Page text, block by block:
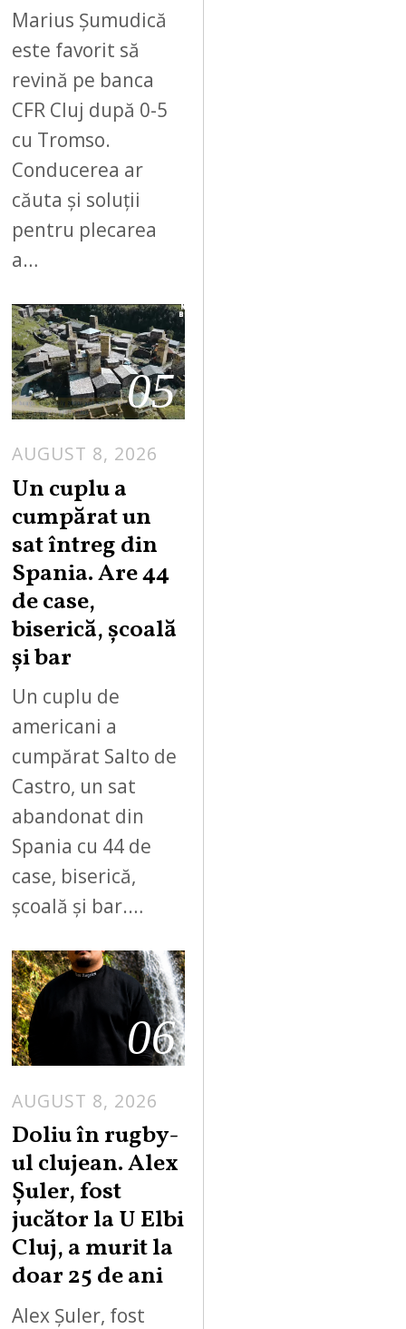
Marius Șumudică
este favorit să
revină pe banca
CFR Cluj după 0-5
cu Tromso.
Conducerea ar
căuta și soluții
pentru plecarea
a…
05
AUGUST 8, 2026
Un cuplu a
cumpărat un
sat întreg din
Spania. Are 44
de case,
biserică, școală
și bar
Un cuplu de
americani a
cumpărat Salto de
Castro, un sat
abandonat din
Spania cu 44 de
case, biserică,
școală și bar.…
06
AUGUST 8, 2026
Doliu în rugby-
ul clujean. Alex
Șuler, fost
jucător la U Elbi
Cluj, a murit la
doar 25 de ani
Alex Șuler, fost